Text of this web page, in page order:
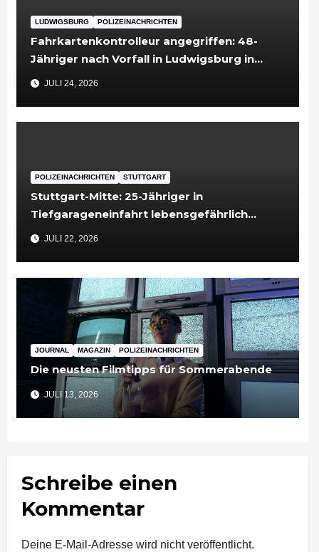
LUDWIGSBURG POLIZEINACHRICHTEN
Fahrkartenkontrolleur angegriffen: 48-
Jähriger nach Vorfall in Ludwigsburg in
Untersuchungshaft
JULI 24, 2026
POLIZEINACHRICHTEN STUTTGART
Stuttgart-Mitte: 25-Jähriger in
Tiefgarageneinfahrt lebensgefährlich
verletzt
JULI 22, 2026
JOURNAL MAGAZIN POLIZEINACHRICHTEN
Die neusten Filmtipps für Sommerabende
JULI 13, 2026
Schreibe einen
Kommentar
Deine E-Mail-Adresse wird nicht veröffentlicht.